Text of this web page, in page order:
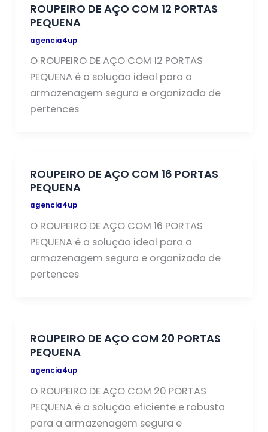
ROUPEIRO DE AÇO COM 12 PORTAS
PEQUENA
agencia4up
O ROUPEIRO DE AÇO COM 12 PORTAS
PEQUENA é a solução ideal para a
armazenagem segura e organizada de
pertences
ROUPEIRO DE AÇO COM 16 PORTAS
PEQUENA
agencia4up
O ROUPEIRO DE AÇO COM 16 PORTAS
PEQUENA é a solução ideal para a
armazenagem segura e organizada de
pertences
ROUPEIRO DE AÇO COM 20 PORTAS
PEQUENA
agencia4up
O ROUPEIRO DE AÇO COM 20 PORTAS
PEQUENA é a solução eficiente e robusta
para a armazenagem segura e